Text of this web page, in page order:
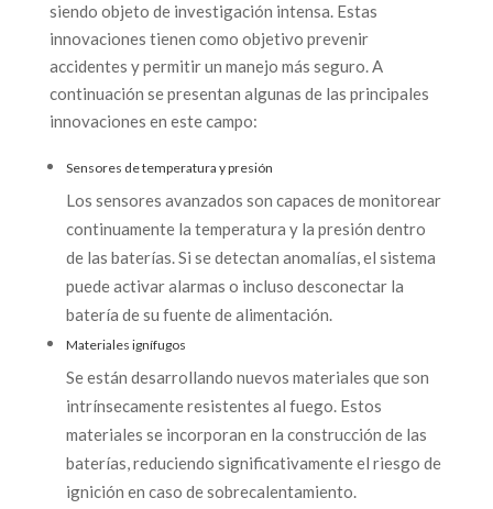
siendo objeto de investigación intensa. Estas
innovaciones tienen como objetivo prevenir
accidentes y permitir un manejo más seguro. A
continuación se presentan algunas de las principales
innovaciones en este campo:
Sensores de temperatura y presión
Los sensores avanzados son capaces de monitorear
continuamente la temperatura y la presión dentro
de las baterías. Si se detectan anomalías, el sistema
puede activar alarmas o incluso desconectar la
batería de su fuente de alimentación.
Materiales ignífugos
Se están desarrollando nuevos materiales que son
intrínsecamente resistentes al fuego. Estos
materiales se incorporan en la construcción de las
baterías, reduciendo significativamente el riesgo de
ignición en caso de sobrecalentamiento.